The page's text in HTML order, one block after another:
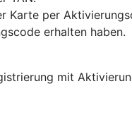
Karte per
erhalten haben.
mit